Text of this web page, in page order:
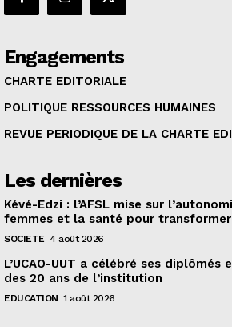
Engagements
CHARTE EDITORIALE
POLITIQUE RESSOURCES HUMAINES
REVUE PERIODIQUE DE LA CHARTE
Les dernières
Kévé-Edzi : l’AFSL mise sur
femmes et la santé pour
SOCIETE 4 août 2026
L’UCAO-UUT a célébré ses diplômés
des 20 ans de l’institution
EDUCATION 1 août 2026